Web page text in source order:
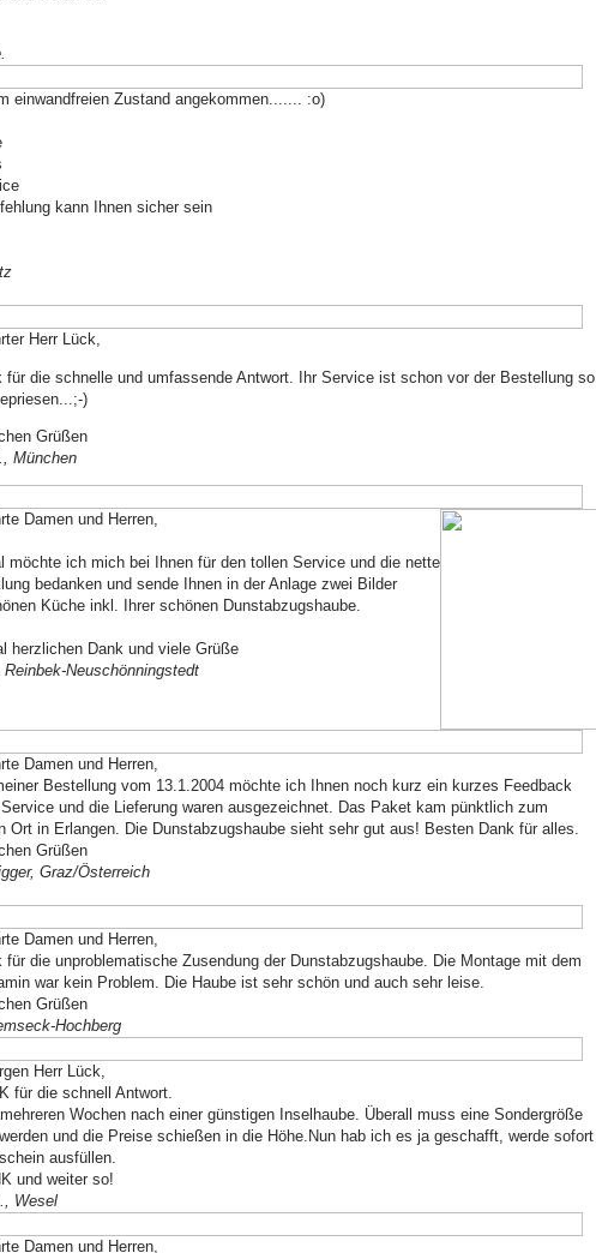
einwandfreien Zustand angekommen....... :o)
kann Ihnen sicher sein
Herr Lück,
für die schnelle und umfassende Antwort. Ihr Service ist schon vor der Bestellung so
)
Grüßen
München
Damen und Herren,
möchte ich mich bei Ihnen für den tollen Service und die nette
bedanken und sende Ihnen in der Anlage zwei Bilder
Küche inkl. Ihrer schönen Dunstabzugshaube.
herzlichen Dank und viele Grüße
Neuschönningstedt
Damen und Herren,
Bestellung vom 13.1.2004 möchte ich Ihnen noch kurz ein kurzes Feedback
und die Lieferung waren ausgezeichnet. Das Paket kam pünktlich zum
Ort in Erlangen. Die Dunstabzugshaube sieht sehr gut aus! Besten Dank für alles.
Grüßen
Graz/Österreich
Damen und Herren,
für die unproblematische Zusendung der Dunstabzugshaube. Die Montage mit dem
war kein Problem. Die Haube ist sehr schön und auch sehr leise.
Grüßen
Hochberg
Herr Lück,
für die schnell Antwort.
Wochen nach einer günstigen Inselhaube. Überall muss eine Sondergröße
und die Preise schießen in die Höhe.Nun hab ich es ja geschafft, werde sofort
ausfüllen.
und weiter so!
Wesel
Damen und Herren,